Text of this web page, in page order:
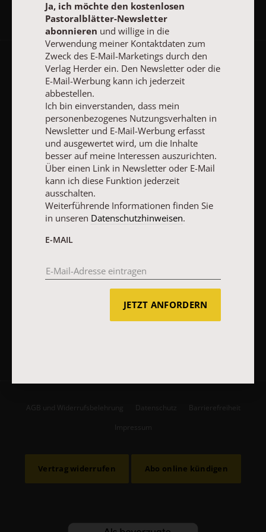
Folgen Sie uns: Facebook
Pastoralblätter-Newsletter
Ja, ich möchte den kostenlosen Pastoralblätter-Newsletter
abonnierenund willige in die Verwendung meiner Kontaktdaten
zum Zweck des E-Mail-Marketings durch den Verlag Herder ein.
Den Newsletter oder die E-Mail-Werbung kann ich jederzeit
abbestellen.
Ich bin einverstanden, dass mein personenbezogenes
Nutzungsverhalten in Newsletter und E-Mail-Werbung erfasst
und ausgewertet wird, um die Inhalte besser auf meine
Interessen auszurichten. Über einen Link in Newsletter oder E-
Mail kann ich diese Funktion jederzeit ausschalten.
Weiterführende Informationen finden Sie in unseren
JETZT ANMELDEN
AGB und Widerrufsbelehrung Datenschutz Barrierefreiheit
Impressum
Vertrag widerrufen Abo online kündigen
Ja, ich möchte den kostenlosen
Pastoralblätter-Newsletter
abonnieren und willige in die
Verwendung meiner Kontaktdaten zum
Zweck des E-Mail-Marketings durch den
Verlag Herder ein. Den Newsletter oder die
E-Mail-Werbung kann ich jederzeit
abbestellen.
Ich bin einverstanden, dass mein
personenbezogenes Nutzungsverhalten in
Newsletter und E-Mail-Werbung erfasst
und ausgewertet wird, um die Inhalte
besser auf meine Interessen auszurichten.
Über einen Link in Newsletter oder E-Mail
kann ich diese Funktion jederzeit
ausschalten.
Weiterführende Informationen finden Sie
in unseren Datenschutzhinweisen.
E-MAIL
JETZT ANFORDERN